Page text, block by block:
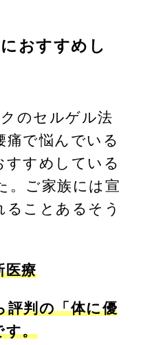
おすすめし
のセルゲル法
痛で悩んでいる
すすめしている
。ご家族には宣
ることあるそう
医療
評判の「体に優
す。